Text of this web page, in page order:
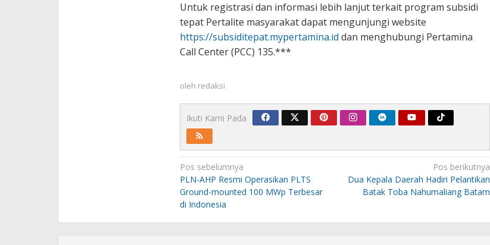
Untuk registrasi dan informasi lebih lanjut terkait program subsidi
tepat Pertalite masyarakat dapat mengunjungi website
https://subsiditepat.mypertamina.id dan menghubungi Pertamina
Call Center (PCC) 135.***
oleh redaksi
Ikuti Kami Pada
Navigasi
pos
Pos sebelumnya
PLN-AHP Resmi Operasikan PLTS
Ground-mounted 100 MWp Terbesar
di Indonesia
Pos berikutnya
Dua Kepala Daerah Hadiri Pelantikan
Batak Toba Nahumaliang Batam